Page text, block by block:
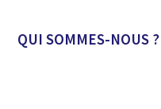
QUI SOMMES-NOUS ?